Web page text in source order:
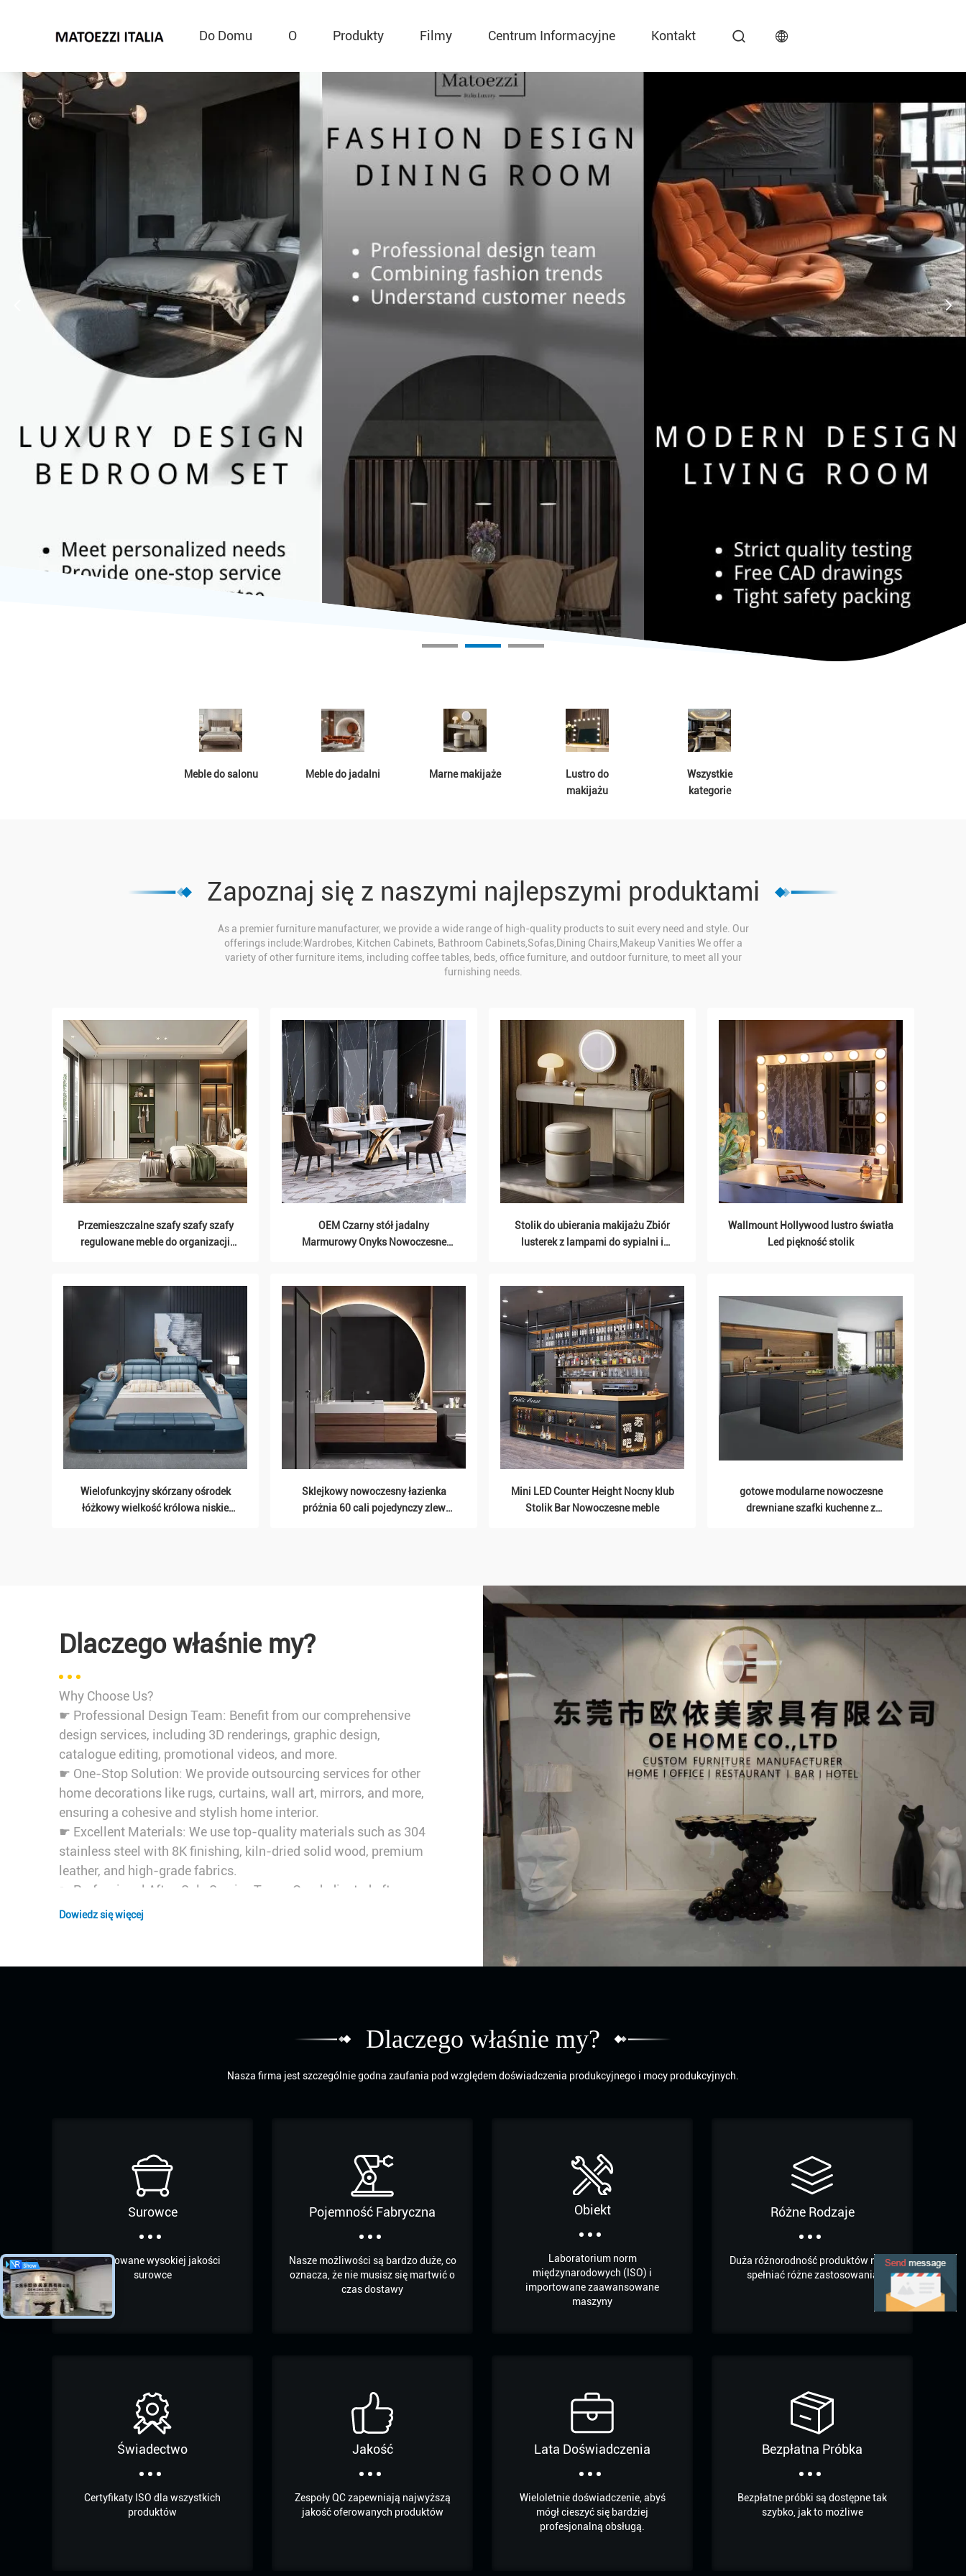
Do Domu O Produkty Filmy Centrum Informacyjne Kontakt
Meble do salonu Meble do jadalni Marne makijaże
Lustro do
makijażu
Wszystkie
kategorie
Zapoznaj się z naszymi najlepszymi produktami
As a premier furniture manufacturer, we provide a wide range of high-quality products to suit every need and style. Our
offerings include:Wardrobes, Kitchen Cabinets, Bathroom Cabinets,Sofas,Dining Chairs,Makeup Vanities We offer a
variety of other furniture items, including coffee tables, beds, office furniture, and outdoor furniture, to meet all your
furnishing needs.
Przemieszczalne szafy szafy szafy
regulowane meble do organizacji
OEM Czarny stół jadalny
Marmurowy Onyks Nowoczesne
Stolik do ubierania makijażu Zbiór
lusterek z lampami do sypialni i
Wallmount Hollywood lustro światła
Led piękność stolik
Wielofunkcyjny skórzany ośrodek
łóżkowy wielkość królowa niskie
Sklejkowy nowoczesny łazienka
próżnia 60 cali pojedynczy zlew
Mini LED Counter Height Nocny klub
Stolik Bar Nowoczesne meble
gotowe modularne nowoczesne
drewniane szafki kuchenne z
Dlaczego właśnie my?
Why Choose Us?
☛ Professional Design Team: Benefit from our comprehensive
design services, including 3D renderings, graphic design,
catalogue editing, promotional videos, and more.
☛ One-Stop Solution: We provide outsourcing services for other
home decorations like rugs, curtains, wall art, mirrors, and more,
ensuring a cohesive and stylish home interior.
☛ Excellent Materials: We use top-quality materials such as 304
stainless steel with 8K finishing, kiln-dried solid wood, premium
leather, and high-grade fabrics.
☛ Professional After-Sale Service Team: Our dedicated after-
sales team offers personalized support, including shipping
company culture advertisements, and catalogue designs featuring
furniture proposals to meet specific requirements.
share photos of their new furniture, praising the quality and
perfect before shipping.
☛ Collaborative Approach: We work closely with interior
designers, villa owners, and luxury residential owners to create
bespoke furniture solutions that perfectly match their vision.
Dowiedz się więcej
Dlaczego właśnie my?
Nasza firma jest szczególnie godna zaufania pod względem doświadczenia produkcyjnego i mocy produkcyjnych.
Surowce
Importowane wysokiej jakości
surowce
Pojemność Fabryczna
Nasze możliwości są bardzo duże, co
oznacza, że ​​nie musisz się martwić o
czas dostawy
Obiekt
Laboratorium norm
międzynarodowych (ISO) i
importowane zaawansowane
maszyny
Różne Rodzaje
Duża różnorodność produktów może
spełniać różne zastosowania
Świadectwo
Certyfikaty ISO dla wszystkich
produktów
Jakość
Zespoły QC zapewniają najwyższą
jakość oferowanych produktów
Lata Doświadczenia
Wieloletnie doświadczenie, abyś
mógł cieszyć się bardziej
profesjonalną obsługą.
Bezpłatna Próbka
Bezpłatne próbki są dostępne tak
szybko, jak to możliwe
Korzystaj z 10% zniżki na pierwsze
zamówienie, gdy zarejestrujesz się na e-maile
Składać